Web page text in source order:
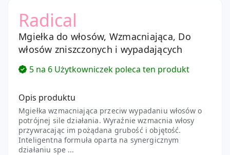
Radical
Mgiełka do włosów, Wzmacniająca, Do
włosów zniszczonych i wypadających
5 na 6 Użytkowniczek poleca ten produkt
Opis produktu
Mgiełka wzmacniająca przeciw wypadaniu włosów o
potrójnej sile działania. Wyraźnie wzmacnia włosy
przywracając im pożądana grubość i objętość.
Inteligentna formuła oparta na synergicznym
działaniu spe ...